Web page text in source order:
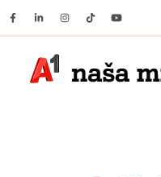
Facebook
LinkedinInstagram
TiktokYoutube